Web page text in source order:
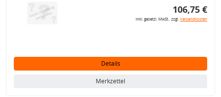
106,75 €
inkl. gesetzl. MwSt., zzgl.Versandkosten
Details
Merkzettel